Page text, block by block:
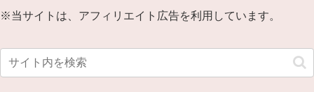
※当サイトは、アフィリエイト広告を利用しています。